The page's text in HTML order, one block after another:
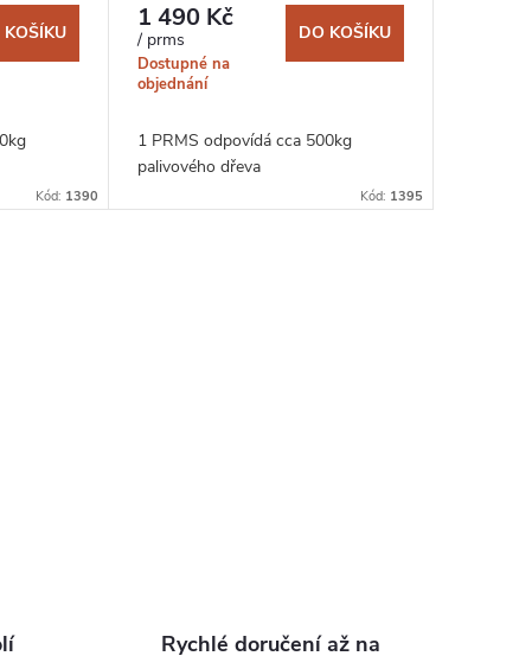
KOŠÍKU
Kód: 1390
1 490 Kč
/ prms
Dostupné na
objednání
DO KOŠÍKU
1 PRMS odpovídá cca 500kg
palivového dřeva
Kód: 1395
Rychlé doručení až na